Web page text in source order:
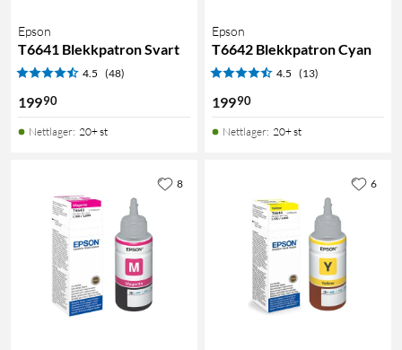
Epson
T6641 Blekkpatron Svart
4.5 (48)
19990
Nettlager: 20+ st
Epson
T6642 Blekkpatron Cyan
4.5 (13)
19990
Nettlager: 20+ st
8 6